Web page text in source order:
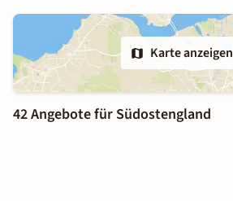
Karte anzeigen
42 Angebote für Südostengland